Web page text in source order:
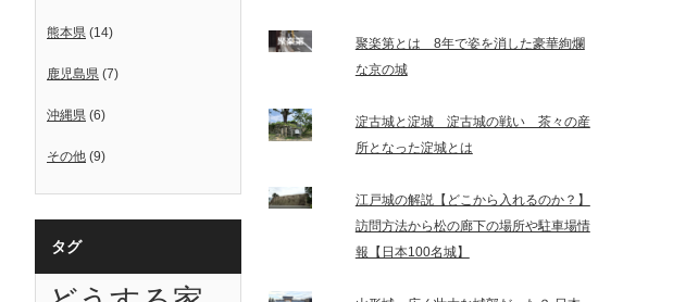
熊本県 (14)
鹿児島県 (7)
沖縄県 (6)
その他 (9)
タグ
聚楽第とは 8年で姿を消した豪華絢爛
な京の城
淀古城と淀城 淀古城の戦い 茶々の産
所となった淀城とは
江戸城の解説【どこから入れるのか？】
訪問方法から松の廊下の場所や駐車場情
報【日本100名城】